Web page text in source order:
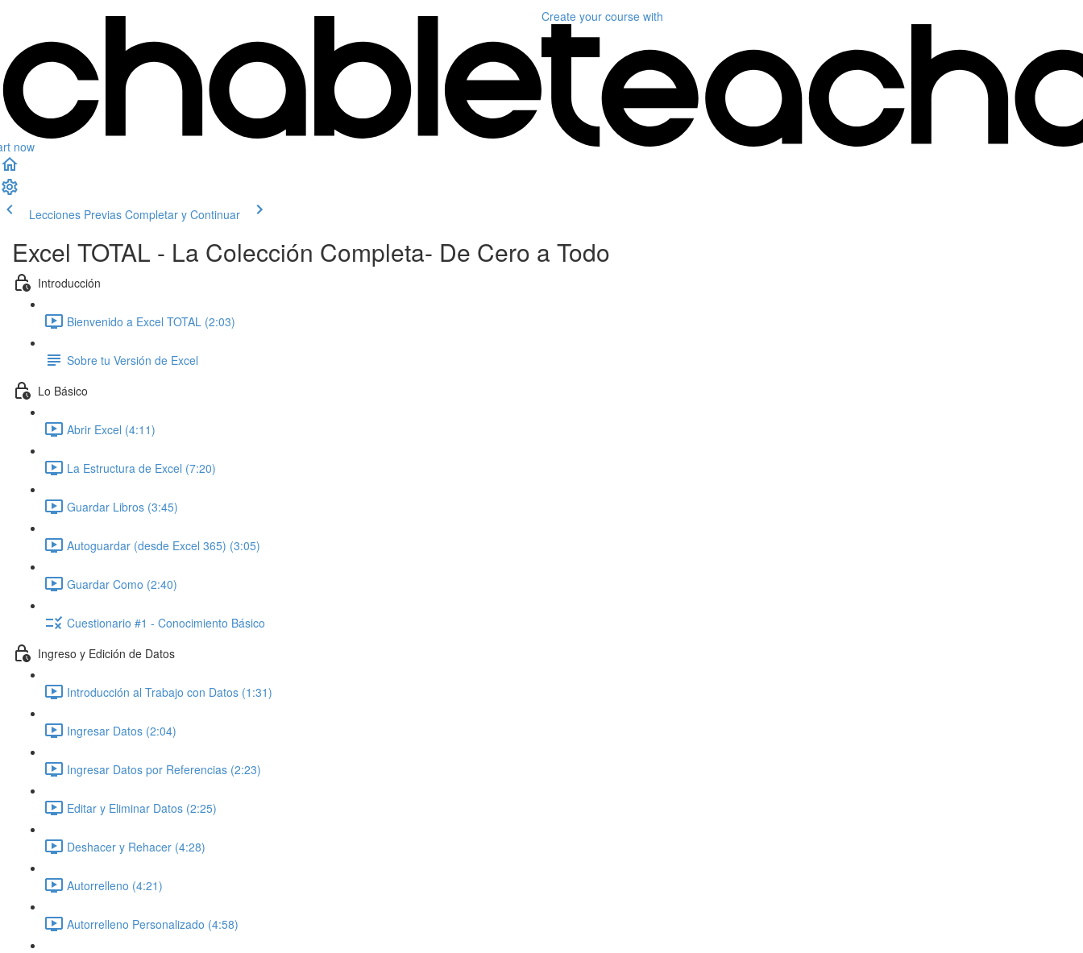
now
Create your course with
Lecciones Previas Completar y Continuar
Excel TOTAL - La Colección Completa- De Cero a Todo
Introducción
Bienvenido a Excel TOTAL (2:03)
Sobre tu Versión de Excel
Lo Básico
Abrir Excel (4:11)
La Estructura de Excel (7:20)
Guardar Libros (3:45)
Autoguardar (desde Excel 365) (3:05)
Guardar Como (2:40)
Cuestionario #1 - Conocimiento Básico
Ingreso y Edición de Datos
Introducción al Trabajo con Datos (1:31)
Ingresar Datos (2:04)
Ingresar Datos por Referencias (2:23)
Editar y Eliminar Datos (2:25)
Deshacer y Rehacer (4:28)
Autorrelleno (4:21)
Autorrelleno Personalizado (4:58)